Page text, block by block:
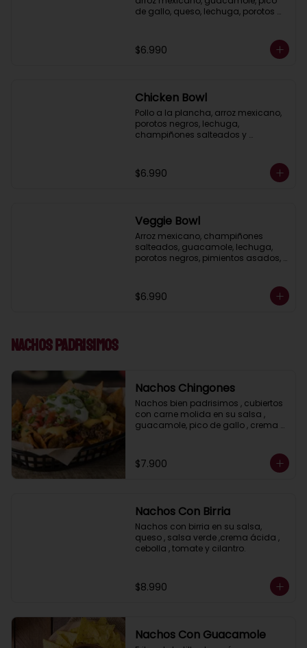
de gallo, queso, lechuga, porotos
$6.990
Chicken Bowl
Pollo a la plancha, arroz mexicano,
porotos negros, lechuga,
champiñones salteados y
$6.990
Veggie Bowl
Arroz mexicano, champiñones
salteados, guacamole, lechuga,
porotos negros, pimientos asados,
$6.990
Nachos Padrisimos
Nachos Chingones
Nachos bien padrisimos , cubiertos
con carne molida en su salsa ,
guacamole, pico de gallo , crema
$7.900
Nachos Con Birria
Nachos con birria en su salsa,
queso , salsa verde ,crema ácida ,
cebolla , tomate y cilantro.
$8.990
Nachos Con Guacamole